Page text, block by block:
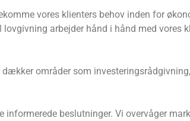
vores klienters behov inden for
arbejder hånd i hånd med vores
områder som
beslutninger. Vi overvåger